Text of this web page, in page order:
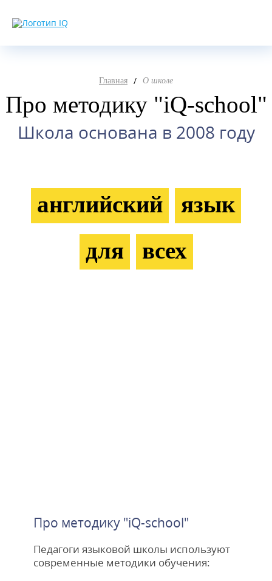
Главная / О школе
Про методику "iQ-school"
Школа основана в 2008 году
английский
язык
для
всех
Про методику "iQ-school"
Педагоги языковой школы используют
современные методики обучения: